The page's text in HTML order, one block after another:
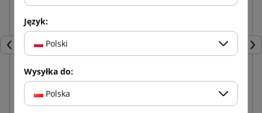
Poprzedni
Biały narożnik składany z pianki PE 90x90x600
Język:
Polski
Wysyłka do:
Polska